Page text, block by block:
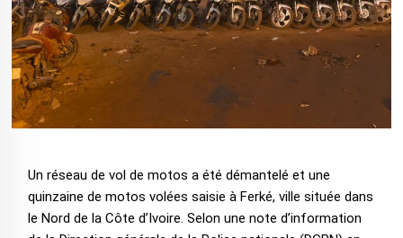
Un réseau de vol de motos a été démantelé et une
quinzaine de motos volées saisie à Ferké, ville située dans
le Nord de la Côte d’Ivoire. Selon une note d’information